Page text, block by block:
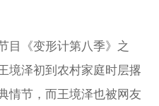
目《变形计第八季》之
境泽初到农村家庭时层撂
情节，而王境泽也被网友